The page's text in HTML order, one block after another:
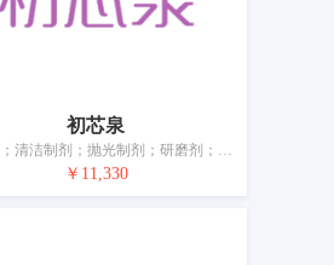
初芯泉
洗面奶；清洁制剂；抛光制剂；研磨剂；香精油；化妆品；香水；牙膏；香；空气芳香剂
￥11,330